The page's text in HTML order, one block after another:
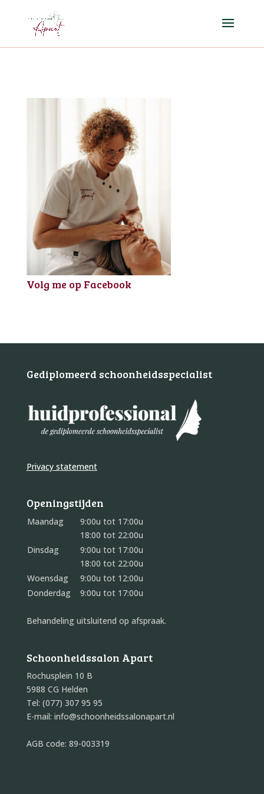
Volg me op Facebook
Gediplomeerd schoonheidsspecialist
Privacy statement
Openingstijden
Maandag
9:00u tot 17:00u
18:00 tot 22:00u
Dinsdag
9:00u tot 17:00u
18:00 tot 22:00u
Woensdag
9:00u tot 12:00u
Donderdag
9:00u tot 17:00u
Behandeling uitsluitend op afspraak.
Schoonheidssalon Apart
Rochusplein 10 B
5988 CG Helden
Tel: (077) 307 95 95
E-mail: info@schoonheidssalonapart.nl
AGB code: 89-003319